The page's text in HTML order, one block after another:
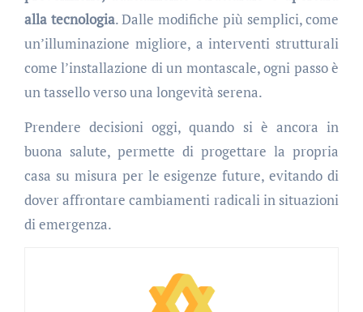
alla tecnologia. Dalle modifiche più semplici, come
un’illuminazione migliore, a interventi strutturali
come l’installazione di un montascale, ogni passo è
un tassello verso una longevità serena.
Prendere decisioni oggi, quando si è ancora in
buona salute, permette di progettare la propria
casa su misura per le esigenze future, evitando di
dover affrontare cambiamenti radicali in situazioni
di emergenza.